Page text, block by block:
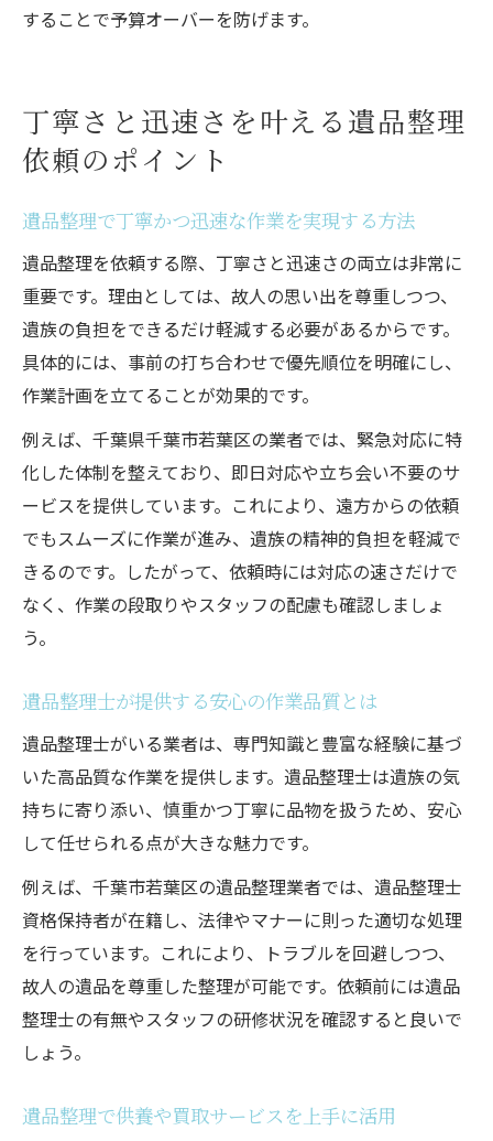
することで予算オーバーを防げます。
丁寧さと迅速さを叶える遺品整理
依頼のポイント
遺品整理で丁寧かつ迅速な作業を実現する方法
遺品整理を依頼する際、丁寧さと迅速さの両立は非常に
重要です。理由としては、故人の思い出を尊重しつつ、
遺族の負担をできるだけ軽減する必要があるからです。
具体的には、事前の打ち合わせで優先順位を明確にし、
作業計画を立てることが効果的です。
例えば、千葉県千葉市若葉区の業者では、緊急対応に特
化した体制を整えており、即日対応や立ち会い不要のサ
ービスを提供しています。これにより、遠方からの依頼
でもスムーズに作業が進み、遺族の精神的負担を軽減で
きるのです。したがって、依頼時には対応の速さだけで
なく、作業の段取りやスタッフの配慮も確認しましょ
う。
遺品整理士が提供する安心の作業品質とは
遺品整理士がいる業者は、専門知識と豊富な経験に基づ
いた高品質な作業を提供します。遺品整理士は遺族の気
持ちに寄り添い、慎重かつ丁寧に品物を扱うため、安心
して任せられる点が大きな魅力です。
例えば、千葉市若葉区の遺品整理業者では、遺品整理士
資格保持者が在籍し、法律やマナーに則った適切な処理
を行っています。これにより、トラブルを回避しつつ、
故人の遺品を尊重した整理が可能です。依頼前には遺品
整理士の有無やスタッフの研修状況を確認すると良いで
しょう。
遺品整理で供養や買取サービスを上手に活用